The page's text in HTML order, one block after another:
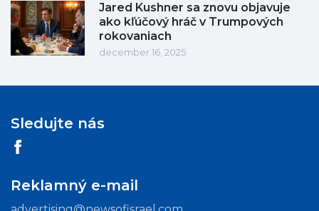
Jared Kushner sa znovu objavuje
ako kľúčový hráč v Trumpových
rokovaniach
december 16, 2025
Sledujte nás
Reklamný e-mail